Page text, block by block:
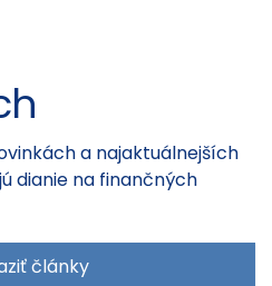
a najaktuálnejších
dianie na finančných
články